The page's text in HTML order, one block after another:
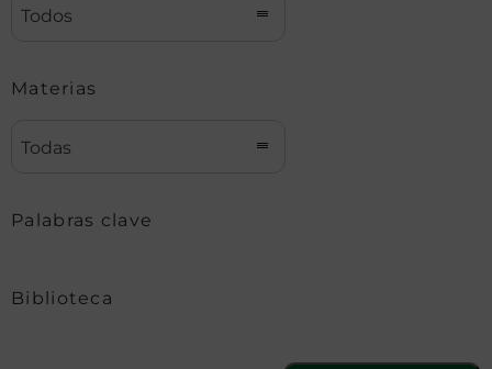
Todos
Materias
Todas
Palabras clave
Biblioteca